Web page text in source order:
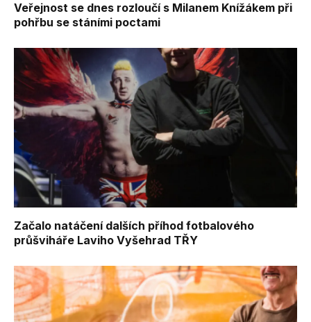
Veřejnost se dnes rozloučí s Milanem Knížákem při
pohřbu se stáními poctami
Začalo natáčení dalších příhod fotbalového
průšviháře Laviho Vyšehrad TŘY